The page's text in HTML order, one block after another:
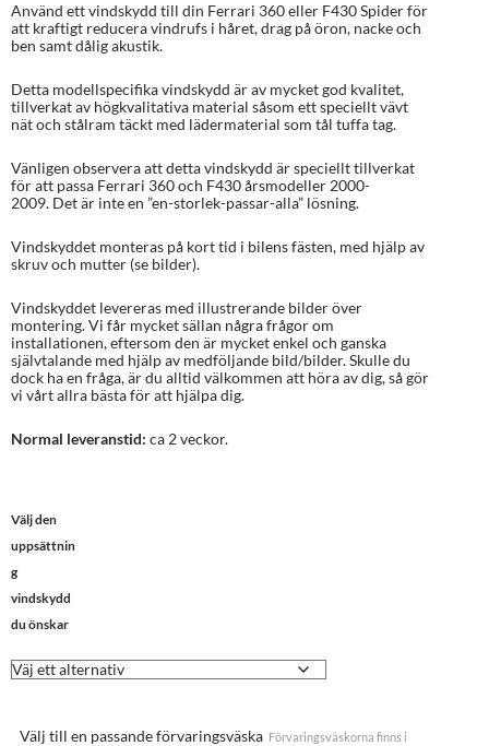
Använd ett vindskydd till din Ferrari 360 eller F430 Spider för
att kraftigt reducera vindrufs i håret, drag på öron, nacke och
ben samt dålig akustik.
Detta modellspecifika vindskydd är av mycket god kvalitet,
tillverkat av högkvalitativa material såsom ett speciellt vävt
nät och stålram täckt med lädermaterial som tål tuffa tag.
Vänligen observera att detta vindskydd är speciellt tillverkat
för att passa Ferrari 360 och F430 årsmodeller 2000-
2009. Det är inte en ”en-storlek-passar-alla” lösning.
Vindskyddet monteras på kort tid i bilens fästen, med hjälp av
skruv och mutter (se bilder).
Vindskyddet levereras med illustrerande bilder över
montering. Vi får mycket sällan några frågor om
installationen, eftersom den är mycket enkel och ganska
självtalande med hjälp av medföljande bild/bilder. Skulle du
dock ha en fråga, är du alltid välkommen att höra av dig, så gör
vi vårt allra bästa för att hjälpa dig.
Normal leveranstid: ca 2 veckor.
Välj den
uppsättnin
g
vindskydd
du önskar
Välj till en passande förvaringsväska Förvaringsväskorna finns i